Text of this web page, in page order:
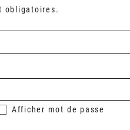
obligatoires.
Afficher mot de passe